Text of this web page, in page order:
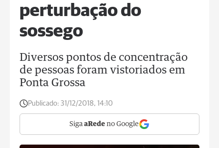
perturbação do
sossego
Diversos pontos de concentração
de pessoas foram vistoriados em
Ponta Grossa
Publicado: 31/12/2018, 14:10
Siga aRede no Google